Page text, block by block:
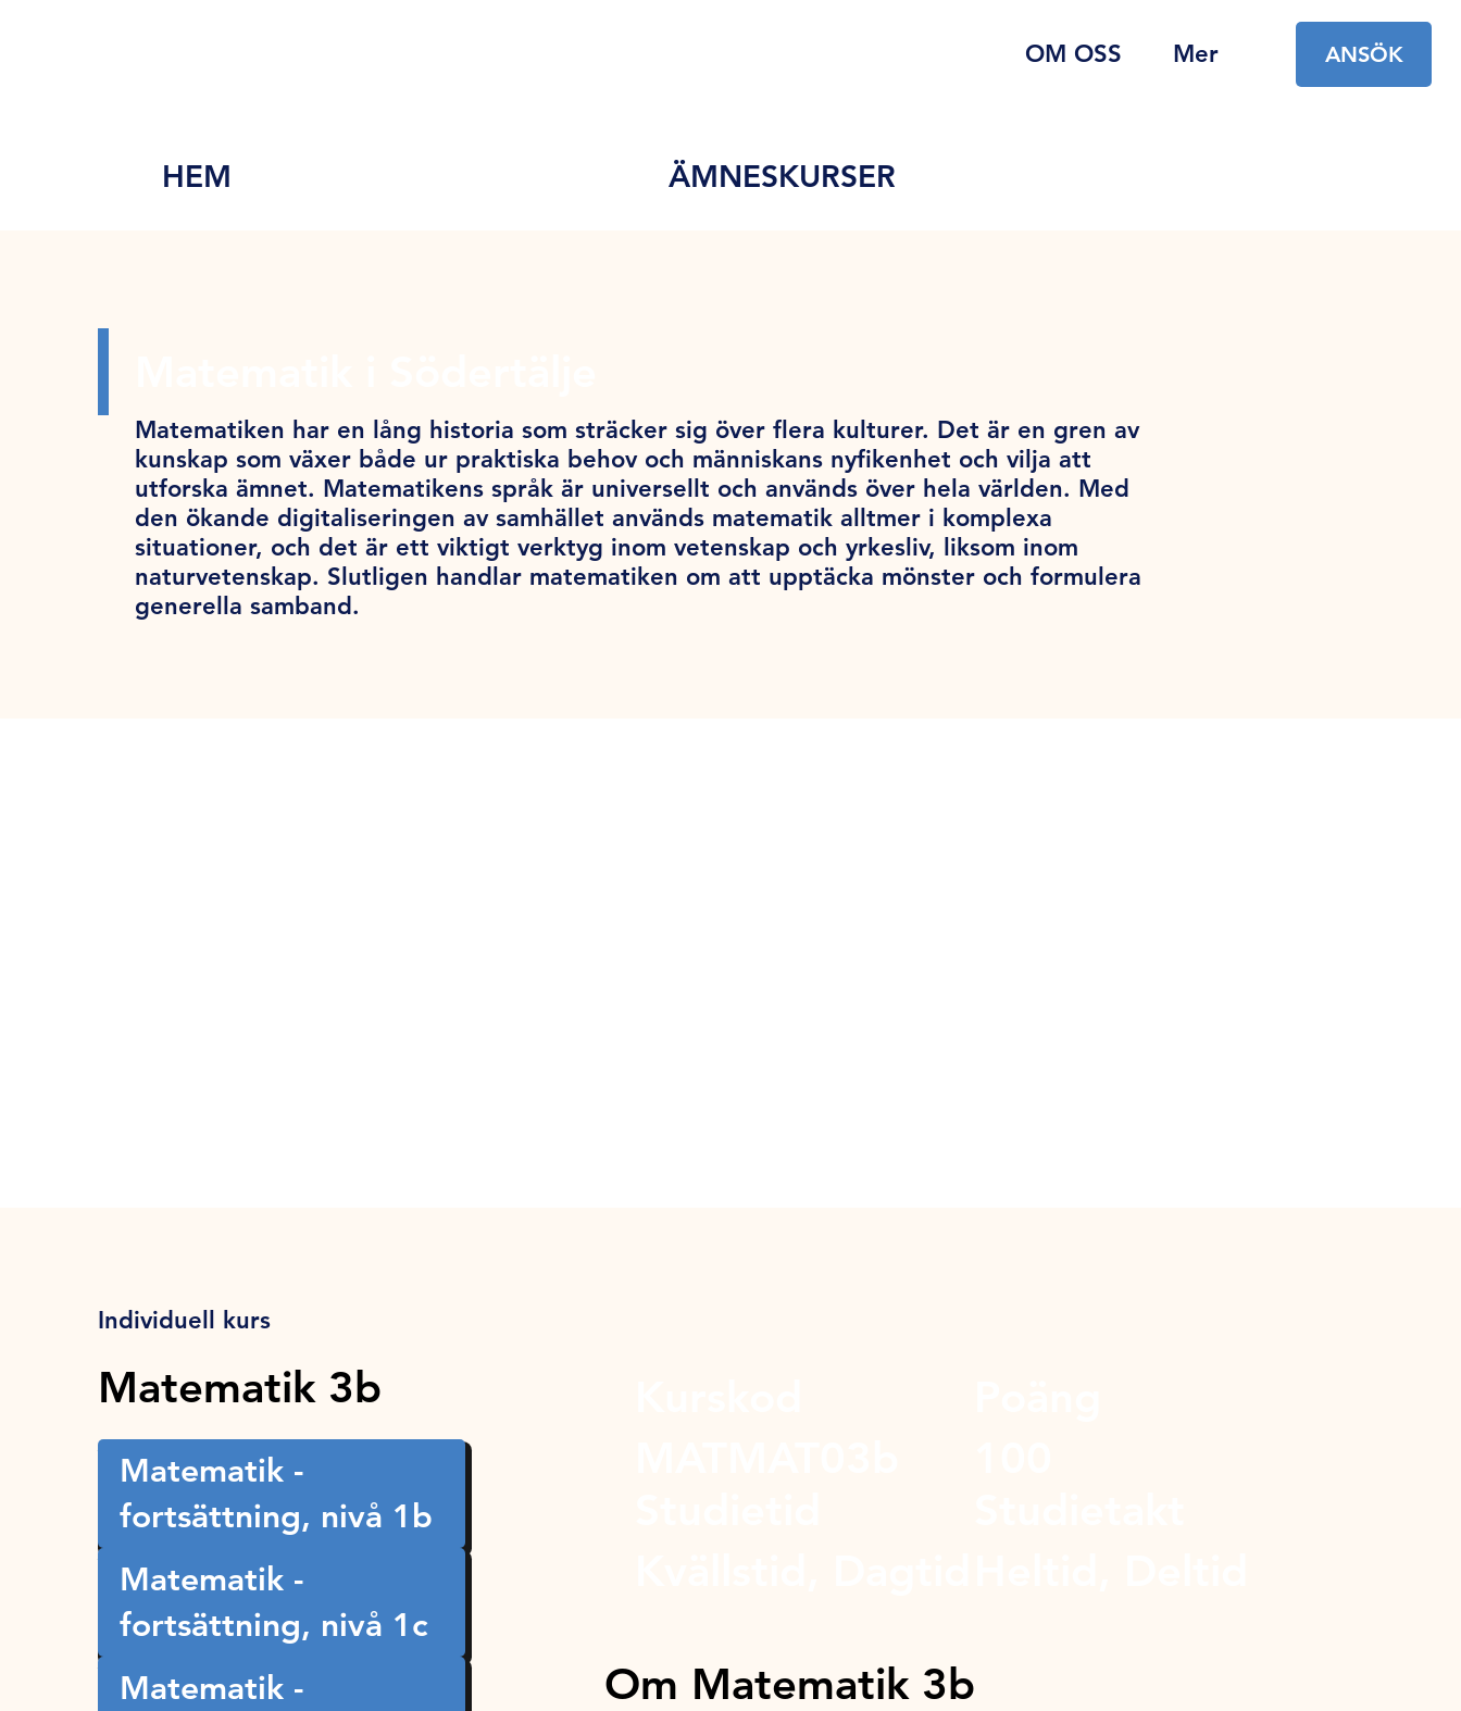
OM OSS Mer ANSÖK
HEM ÄMNESKURSER
Matematiken har en lång historia som sträcker sig över flera kulturer. Det är en gren av
kunskap som växer både ur praktiska behov och människans nyfikenhet och vilja att
utforska ämnet. Matematikens språk är universellt och används över hela världen. Med
den ökande digitaliseringen av samhället används matematik alltmer i komplexa
situationer, och det är ett viktigt verktyg inom vetenskap och yrkesliv, liksom inom
naturvetenskap. Slutligen handlar matematiken om att upptäcka mönster och formulera
generella samband.
Individuell kurs
Matematik 3b
Matematik -
fortsättning, nivå 1b
Matematik -
fortsättning, nivå 1c
Matematik -
Om Matematik 3b